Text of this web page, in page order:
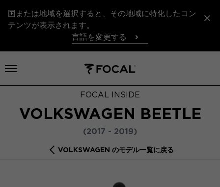
国または地域を選択すると、その地域に特化したコン
テンツが表示されます。
言語を変更する
メニューを開く
FOCAL INSIDE
VOLKSWAGEN BEETLE
(2017 - 2019)
VOLKSWAGEN のモデル一覧に戻る